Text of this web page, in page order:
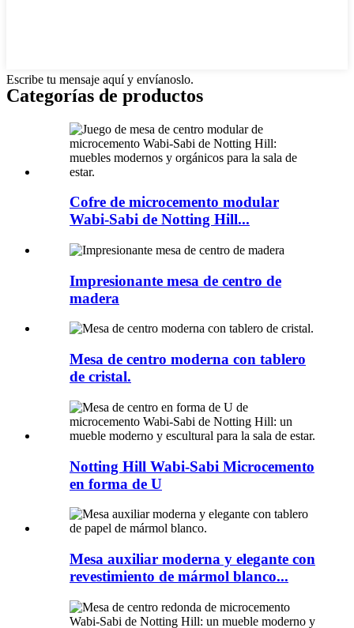
Escribe tu mensaje aquí y envíanoslo.
Categorías de productos
Cofre de microcemento modular
Wabi-Sabi de Notting Hill...
Impresionante mesa de centro de
madera
Mesa de centro moderna con tablero
de cristal.
Notting Hill Wabi-Sabi Microcemento
en forma de U
Mesa auxiliar moderna y elegante con
revestimiento de mármol blanco...